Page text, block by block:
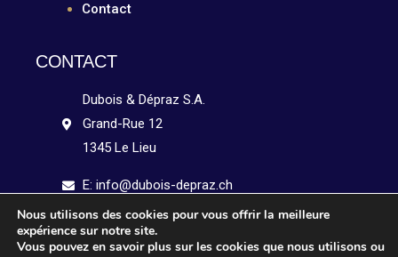
Contact
CONTACT
Dubois & Dépraz S.A.
Grand-Rue 12
1345 Le Lieu
E: info@dubois-depraz.ch
Tél: +41 21 841 15 51
Nous utilisons des cookies pour vous offrir la meilleure
expérience sur notre site.
Vous pouvez en savoir plus sur les cookies que nous utilisons ou